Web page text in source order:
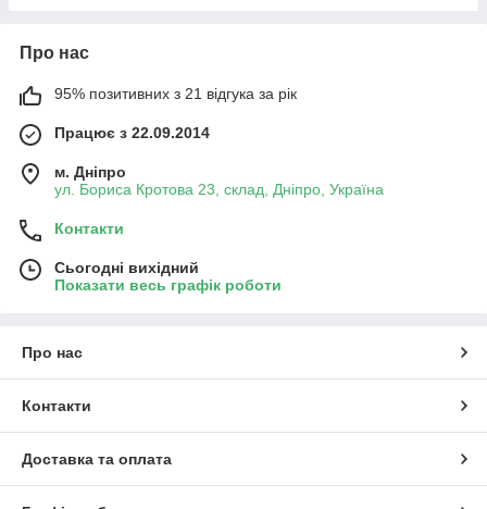
Про нас
95% позитивних з 21 відгука за рік
Працює з 22.09.2014
м. Дніпро
ул. Бориса Кротова 23, склад, Дніпро, Україна
Контакти
Сьогодні вихідний
Показати весь графік роботи
Про нас
Контакти
Доставка та оплата